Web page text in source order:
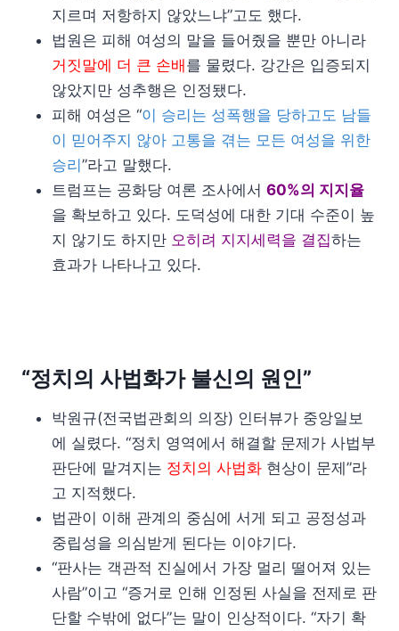
지르며 저항하지 않았느냐”고도 했다.
법원은 피해 여성의 말을 들어줬을 뿐만 아니라
거짓말에 더 큰 손배를 물렸다. 강간은 입증되지
않았지만 성추행은 인정됐다.
피해 여성은 “이 승리는 성폭행을 당하고도 남들
이 믿어주지 않아 고통을 겪는 모든 여성을 위한
승리”라고 말했다.
트럼프는 공화당 여론 조사에서 60%의 지지율
을 확보하고 있다. 도덕성에 대한 기대 수준이 높
지 않기도 하지만 오히려 지지세력을 결집하는
효과가 나타나고 있다.
“정치의 사법화가 불신의 원인”
박원규(전국법관회의 의장) 인터뷰가 중앙일보
에 실렸다. “정치 영역에서 해결할 문제가 사법부
판단에 맡겨지는 정치의 사법화 현상이 문제”라
고 지적했다.
법관이 이해 관계의 중심에 서게 되고 공정성과
중립성을 의심받게 된다는 이야기다.
“판사는 객관적 진실에서 가장 멀리 떨어져 있는
사람”이고 “증거로 인해 인정된 사실을 전제로 판
단할 수밖에 없다”는 말이 인상적이다. “자기 확